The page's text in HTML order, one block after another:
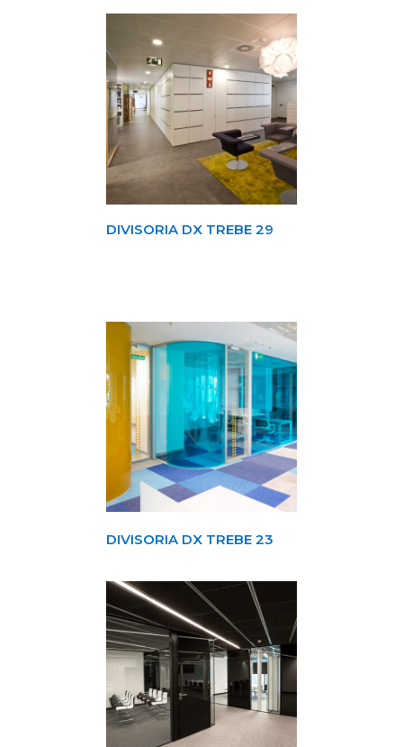
DIVISORIA DX TREBE 29
DIVISORIA DX TREBE 23